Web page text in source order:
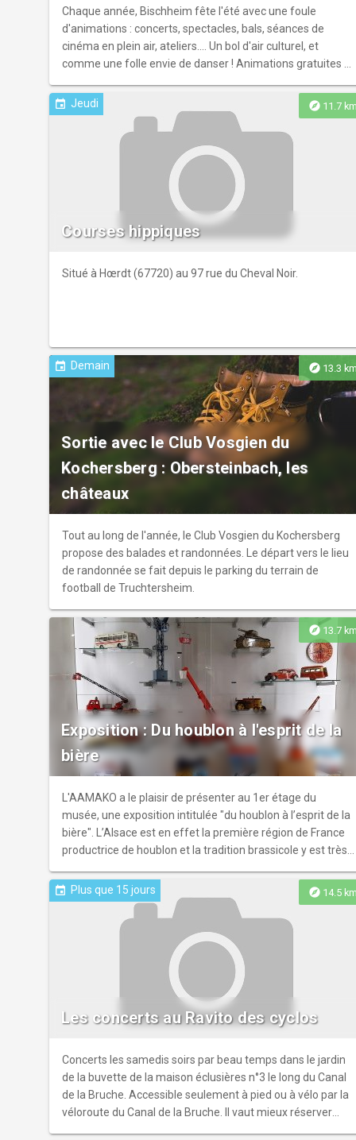
Chaque année, Bischheim fête l'été avec une foule
d'animations : concerts, spectacles, bals, séances de
cinéma en plein air, ateliers.... Un bol d'air culturel, et
comme une folle envie de danser ! Animations gratuites et
explore 11.7 km
event Jeudi
Courses hippiques
Situé à Hœrdt (67720) au 97 rue du Cheval Noir.
explore 13.3 km
event Demain
Sortie avec le Club Vosgien du
Kochersberg : Obersteinbach, les
châteaux
Tout au long de l'année, le Club Vosgien du Kochersberg
propose des balades et randonnées. Le départ vers le lieu
de randonnée se fait depuis le parking du terrain de
football de Truchtersheim.
explore 13.7 km
Exposition : Du houblon à l'esprit de la
bière
L'AAMAKO a le plaisir de présenter au 1er étage du
musée, une exposition intitulée "du houblon à l’esprit de la
bière". L’Alsace est en effet la première région de France
productrice de houblon et la tradition brassicole y est très
vert, il existe encore quelques houblonnières et nombre
d’entre nous se souviennent du Hopfe Zopfe (tri des
cônes) auquel participaient jadis femmes et enfants. Si
certaines de nos brasseries ont été rachetées par de
grands groupes européens, la fin des années 1990
assurée par des microbrasseries que vous découvrirez.
explore 14.5 km
event Plus que 15 jours
Les concerts au Ravito des cyclos
Concerts les samedis soirs par beau temps dans le jardin
de la buvette de la maison éclusières n°3 le long du Canal
de la Bruche. Accessible seulement à pied ou à vélo par la
véloroute du Canal de la Bruche. Il vaut mieux réserver